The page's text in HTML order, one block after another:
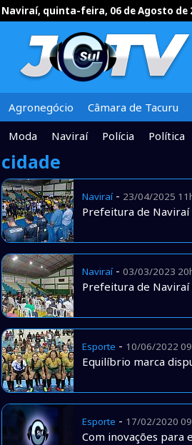
Naviraí, quinta-feira, 06 de Agosto de
Agronegócio Câmara de Tacuru
Moda
Naviraí Polícia Política
cidade
Naviraí- 23/04/2025
Prefeitura de Naviraí
Naviraí- 03/03/2023
Prefeitura de Naviraí
Esporte - 10/06/2022
Equilíbrio marca
Esporte - 17/02/2020
Com inovações para